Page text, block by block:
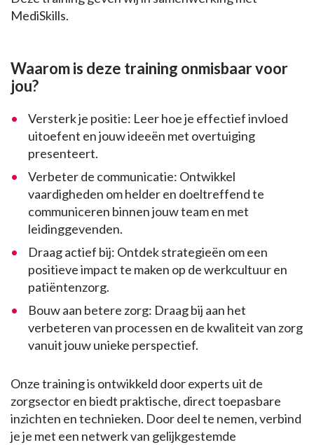
MediSkills.
Waarom is deze training onmisbaar voor
jou?
Versterk je positie: Leer hoe je effectief invloed
uitoefent en jouw ideeën met overtuiging
presenteert.
Verbeter de communicatie: Ontwikkel
vaardigheden om helder en doeltreffend te
communiceren binnen jouw team en met
leidinggevenden.
Draag actief bij: Ontdek strategieën om een
positieve impact te maken op de werkcultuur en
patiëntenzorg.
Bouw aan betere zorg: Draag bij aan het
verbeteren van processen en de kwaliteit van zorg
vanuit jouw unieke perspectief.
Onze training is ontwikkeld door experts uit de
zorgsector en biedt praktische, direct toepasbare
inzichten en technieken. Door deel te nemen, verbind
je je met een netwerk van gelijkgestemde